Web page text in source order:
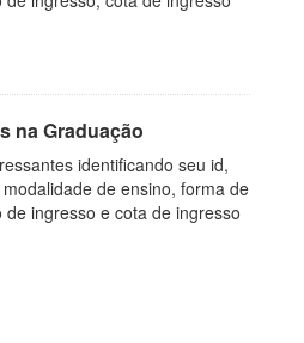
na Graduação
identificando seu id,
de ensino, forma de
ingresso e cota de ingresso